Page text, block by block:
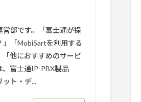
営部です。「富士通が提
「MobiSartを利用する
他におすすめのサービ
、富士通IP-PBX製品
ト・デ...